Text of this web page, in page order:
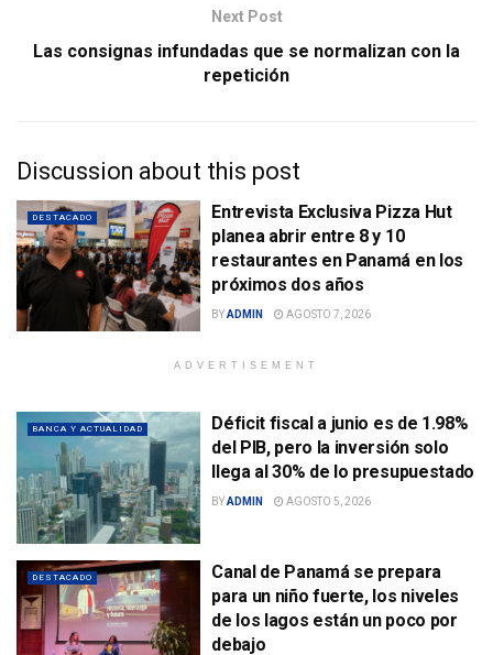
Next Post
Las consignas infundadas que se normalizan con la
repetición
Discussion about this post
DESTACADO
Entrevista Exclusiva Pizza Hut
planea abrir entre 8 y 10
restaurantes en Panamá en los
próximos dos años
BYADMIN AGOSTO 7, 2026
ADVERTISEMENT
BANCA Y ACTUALIDAD
Déficit fiscal a junio es de 1.98%
del PIB, pero la inversión solo
llega al 30% de lo presupuestado
BYADMIN AGOSTO 5, 2026
DESTACADO
Canal de Panamá se prepara
para un niño fuerte, los niveles
de los lagos están un poco por
debajo